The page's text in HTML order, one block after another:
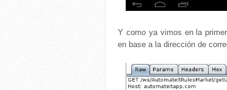
Y como ya vimos en la
en base a la dirección de